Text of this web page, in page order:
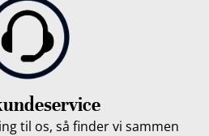
til os, så finder vi sammen